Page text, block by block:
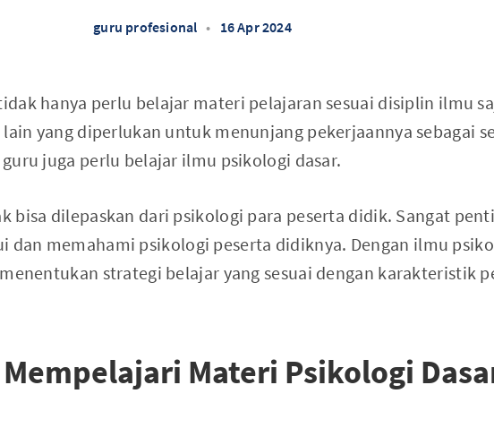
guru profesional • 16 Apr 2024
hanya perlu belajar materi pelajaran sesuai disiplin ilmu
yang diperlukan untuk menunjang pekerjaannya sebagai
juga perlu belajar ilmu psikologi dasar.
bisa dilepaskan dari psikologi para peserta didik. Sangat
dan memahami psikologi peserta didiknya. Dengan ilmu
strategi belajar yang sesuai dengan karakteristik
Materi Psikologi